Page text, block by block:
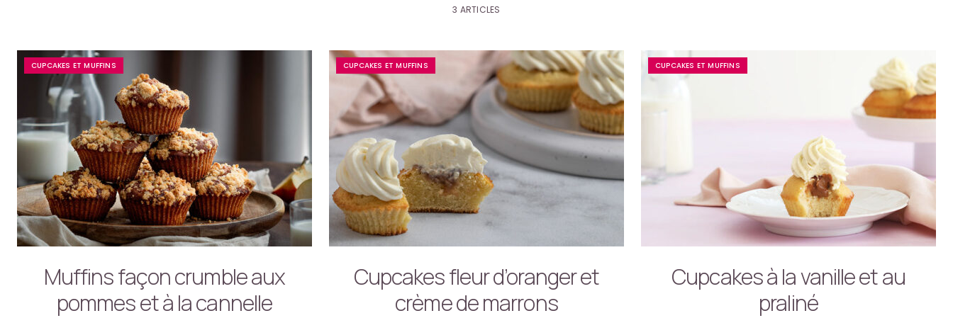
3 ARTICLES
CUPCAKES ET MUFFINS
Muffins façon crumble aux
pommes et à la cannelle
CUPCAKES ET MUFFINS
Cupcakes fleur d’oranger et
crème de marrons
CUPCAKES ET MUFFINS
Cupcakes à la vanille et au
praliné